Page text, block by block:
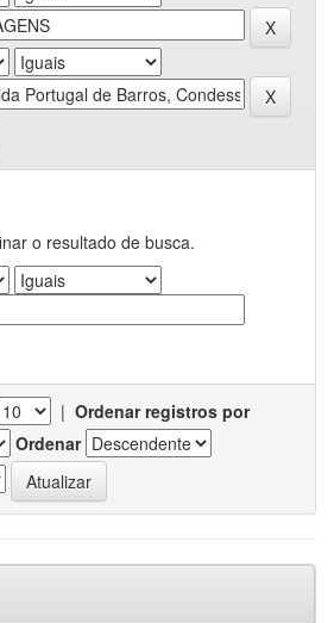
o resultado de busca.
| Ordenar registros por
Ordenar